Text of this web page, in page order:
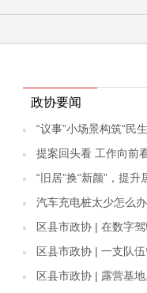
政协要闻
“议事”小场景构筑“民
提案回头看 工作向前
“旧居”换“新颜”，提升
汽车充电桩太少怎么
区县市政协 | 在数字驾
区县市政协 | 一支队伍
区县市政协 | 露营基地